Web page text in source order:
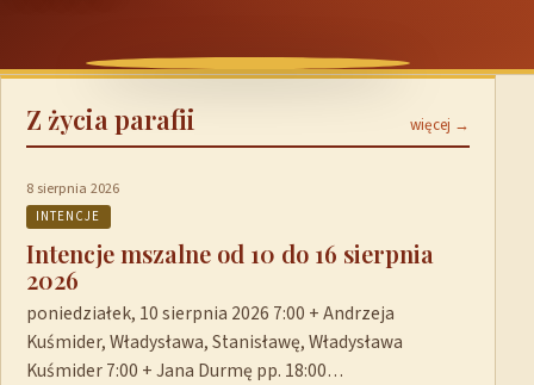
Z życia parafii więcej →
8 sierpnia 2026
INTENCJE
Intencje mszalne od 10 do 16 sierpnia
2026
poniedziałek, 10 sierpnia 2026 7:00 + Andrzeja
Kuśmider, Władysława, Stanisławę, Władysława
Kuśmider 7:00 + Jana Durmę pp. 18:00…